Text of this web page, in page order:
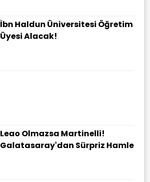
İbn Haldun Üniversitesi Öğretim
Üyesi Alacak!
Leao Olmazsa Martinelli!
Galatasaray'dan Sürpriz Hamle